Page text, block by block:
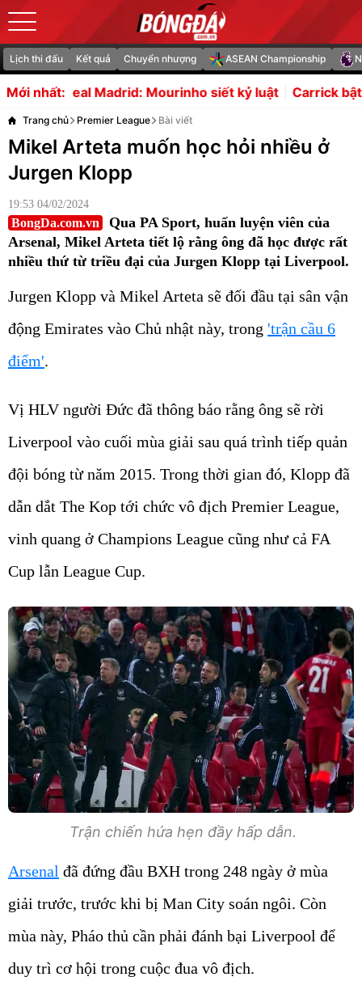
Lịch thi đấu Kết quả Chuyển nhượng ASEAN Championship
Mới nhất:siết kỷ luật Carrick bật đèn xanh, MU chi 16
Trang chủ Premier League Bài viết
Mikel Arteta muốn học hỏi nhiều ở
Jurgen Klopp
19:53 04/02/2024
BongDa.com.vn
Qua PA Sport, huấn luyện viên của
Arsenal, Mikel Arteta tiết lộ rằng ông đã học được rất
nhiều thứ từ triều đại của Jurgen Klopp tại Liverpool.
Jurgen Klopp và Mikel Arteta sẽ đối đầu tại sân vận
động Emirates vào Chủ nhật này, trong 'trận cầu 6
điểm'.
Vị HLV người Đức đã thông báo rằng ông sẽ rời
Liverpool vào cuối mùa giải sau quá trình tiếp quản
đội bóng từ năm 2015. Trong thời gian đó, Klopp đã
dẫn dắt The Kop tới chức vô địch Premier League,
vinh quang ở Champions League cũng như cả FA
Cup lẫn League Cup.
Trận chiến hứa hẹn đầy hấp dẫn.
Arsenal đã đứng đầu BXH trong 248 ngày ở mùa
giải trước, trước khi bị Man City soán ngôi. Còn
mùa này, Pháo thủ cần phải đánh bại Liverpool để
duy trì cơ hội trong cuộc đua vô địch.